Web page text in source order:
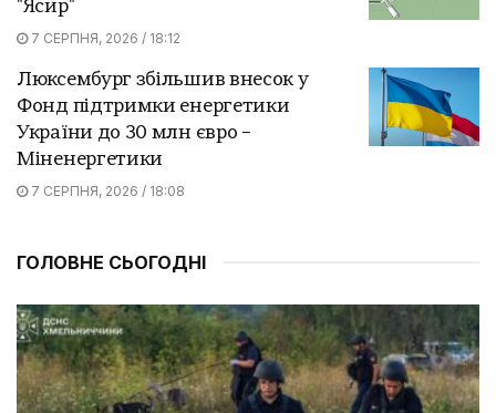
"Ясир"
7 СЕРПНЯ, 2026 / 18:12
Люксембург збільшив внесок у
Фонд підтримки енергетики
України до 30 млн євро –
Міненергетики
7 СЕРПНЯ, 2026 / 18:08
ГОЛОВНЕ СЬОГОДНІ